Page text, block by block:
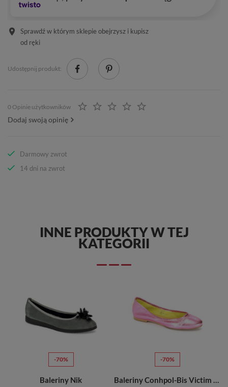
Sprawdź w którym sklepie obejrzysz i kupisz
od ręki
Udostępnij produkt:
0 Opinie użytkowników
Dodaj swoją opinię
Darmowy zwrot
14 dni na zwrot
INNE PRODUKTY W TEJ
KATEGORII
-70%
Baleriny Nik
-70%
Baleriny Conhpol-Bis Victim 2538S Pink/1758